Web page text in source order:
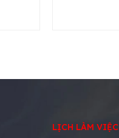
LỊCH LÀM VIỆC